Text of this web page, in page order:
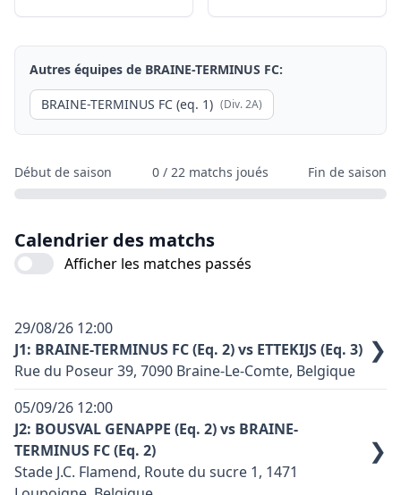
Autres équipes de BRAINE-TERMINUS FC:
BRAINE-TERMINUS FC (eq. 1) (Div.2A)
Début de saison 0/ 22matchs joués Fin de saison
Calendrier des matchs
Afficher les matches passés
29/08/26 12:00
J1: BRAINE-TERMINUS FC (Eq. 2) vs ETTEKIJS (Eq. 3)
Rue du Poseur 39, 7090 Braine-Le-Comte, Belgique
❯
Terrain synthétique: non
Code terrain: B11
Couleur principale équipe domicile: Jaune et rouge
Couleur principale équipe exterieure: Noir rayé de
05/09/26 12:00
J2: BOUSVAL GENAPPE (Eq. 2) vs BRAINE-
TERMINUS FC (Eq. 2)
Stade J.C. Flamend, Route du sucre 1, 1471
❯